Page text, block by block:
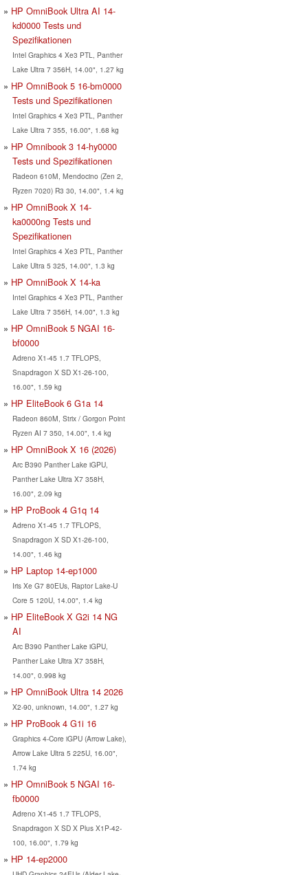
HP OmniBook Ultra AI 14-
kd0000 Tests und
Spezifikationen
Intel Graphics 4 Xe3 PTL, Panther
Lake Ultra 7 356H, 14.00", 1.27 kg
HP OmniBook 5 16-bm0000
Tests und Spezifikationen
Intel Graphics 4 Xe3 PTL, Panther
Lake Ultra 7 355, 16.00", 1.68 kg
HP Omnibook 3 14-hy0000
Tests und Spezifikationen
Radeon 610M, Mendocino (Zen 2,
Ryzen 7020) R3 30, 14.00", 1.4 kg
HP OmniBook X 14-
ka0000ng Tests und
Spezifikationen
Intel Graphics 4 Xe3 PTL, Panther
Lake Ultra 5 325, 14.00", 1.3 kg
HP OmniBook X 14-ka
Intel Graphics 4 Xe3 PTL, Panther
Lake Ultra 7 356H, 14.00", 1.3 kg
HP OmniBook 5 NGAI 16-
bf0000
Adreno X1-45 1.7 TFLOPS,
Snapdragon X SD X1-26-100,
16.00", 1.59 kg
HP EliteBook 6 G1a 14
Radeon 860M, Strix / Gorgon Point
Ryzen AI 7 350, 14.00", 1.4 kg
HP OmniBook X 16 (2026)
Arc B390 Panther Lake iGPU,
Panther Lake Ultra X7 358H,
16.00", 2.09 kg
HP ProBook 4 G1q 14
Adreno X1-45 1.7 TFLOPS,
Snapdragon X SD X1-26-100,
14.00", 1.46 kg
HP Laptop 14-ep1000
Iris Xe G7 80EUs, Raptor Lake-U
Core 5 120U, 14.00", 1.4 kg
HP EliteBook X G2i 14 NG
AI
Arc B390 Panther Lake iGPU,
Panther Lake Ultra X7 358H,
14.00", 0.998 kg
HP OmniBook Ultra 14 2026
X2-90, unknown, 14.00", 1.27 kg
HP ProBook 4 G1i 16
Graphics 4-Core iGPU (Arrow Lake),
Arrow Lake Ultra 5 225U, 16.00",
1.74 kg
HP OmniBook 5 NGAI 16-
fb0000
Adreno X1-45 1.7 TFLOPS,
Snapdragon X SD X Plus X1P-42-
100, 16.00", 1.79 kg
HP 14-ep2000